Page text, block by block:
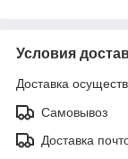
Условия
Доставка
Самовывоз
Доставка